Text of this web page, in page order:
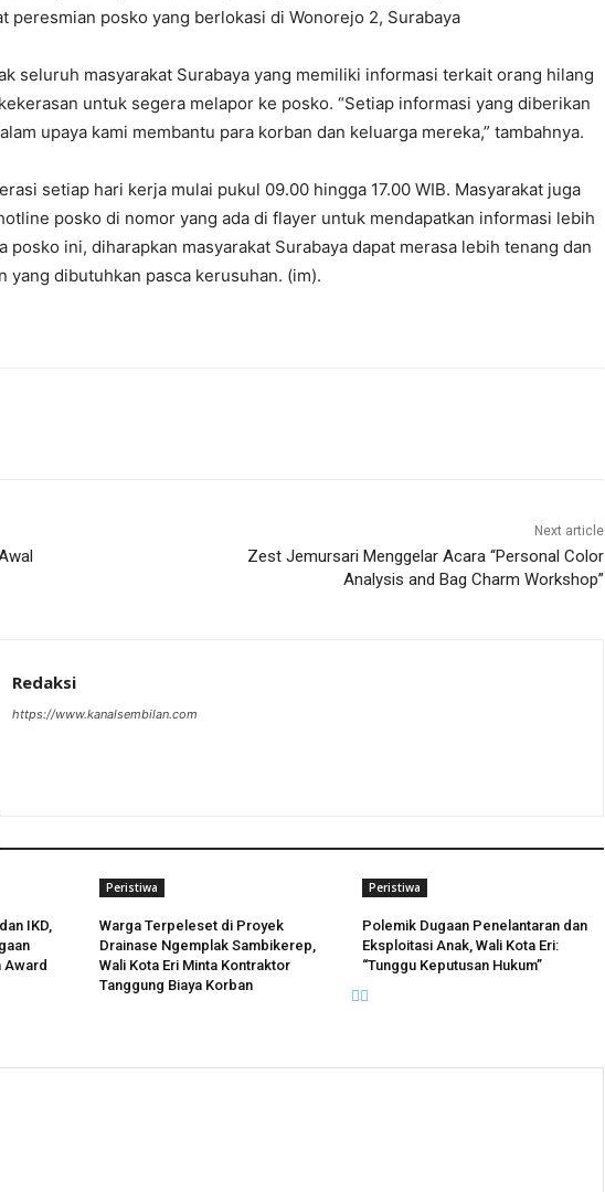
peresmian posko yang berlokasi di Wonorejo 2, Surabaya
seluruh masyarakat Surabaya yang memiliki informasi terkait orang hilang
untuk segera melapor ke posko. “Setiap informasi yang diberikan
upaya kami membantu para korban dan keluarga mereka,” tambahnya.
setiap hari kerja mulai pukul 09.00 hingga 17.00 WIB. Masyarakat juga
posko di nomor yang ada di flayer untuk mendapatkan informasi lebih
posko ini, diharapkan masyarakat Surabaya dapat merasa lebih tenang dan
yang dibutuhkan pasca kerusuhan. (im).
Next article
Zest Jemursari Menggelar Acara “Personal Color
Analysis and Bag Charm Workshop”
Redaksi
https://www.kanalsembilan.com
IKD,
Award
Peristiwa
Warga Terpeleset di Proyek
Drainase Ngemplak Sambikerep,
Wali Kota Eri Minta Kontraktor
Tanggung Biaya Korban
Peristiwa
Polemik Dugaan Penelantaran dan
Eksploitasi Anak, Wali Kota Eri:
“Tunggu Keputusan Hukum”